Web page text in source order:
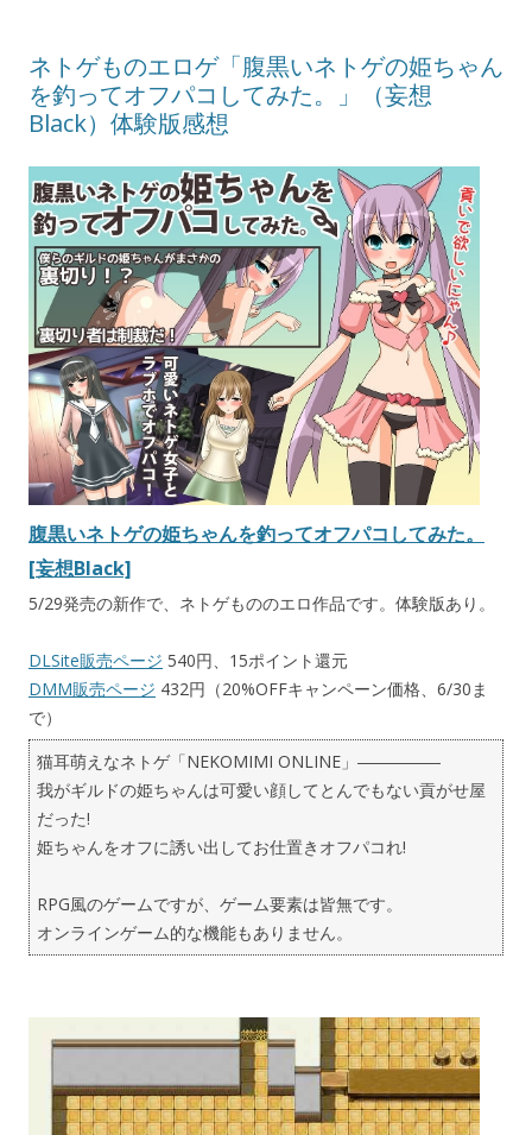
ネトゲものエロゲ「腹黒いネトゲの姫ちゃん
を釣ってオフパコしてみた。」（妄想
Black）体験版感想
腹黒いネトゲの姫ちゃんを釣ってオフパコしてみた。
[妄想Black]
5/29発売の新作で、ネトゲもののエロ作品です。体験版あり。
DLSite販売ページ 540円、15ポイント還元
DMM販売ページ 432円（20%OFFキャンペーン価格、6/30ま
で）
猫耳萌えなネトゲ「NEKOMIMI ONLINE」―――――
我がギルドの姫ちゃんは可愛い顔してとんでもない貢がせ屋
だった!
姫ちゃんをオフに誘い出してお仕置きオフパコれ!
RPG風のゲームですが、ゲーム要素は皆無です。
オンラインゲーム的な機能もありません。